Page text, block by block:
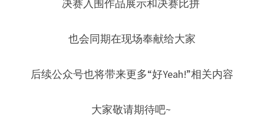
决赛入围作品展示和决赛比拼
也会同期在现场奉献给大家
后续公众号也将带来更多“好Yeah!”相关内容
大家敬请期待吧~